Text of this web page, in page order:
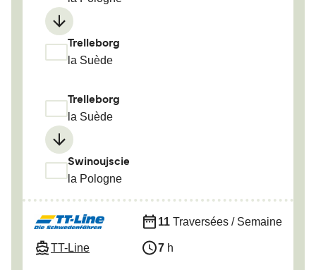
Trelleborg
la Suède
Trelleborg
la Suède
Swinoujscie
la Pologne
TT-Line
11 Traversées / Semaine
7 h